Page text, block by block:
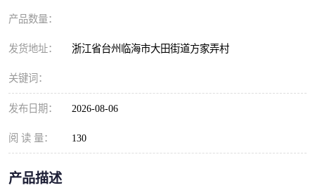
产品数量：
发货地址： 浙江省台州临海市大田街道方家弄村
关键词：
发布日期： 2026-08-06
阅 读 量： 130
产品描述